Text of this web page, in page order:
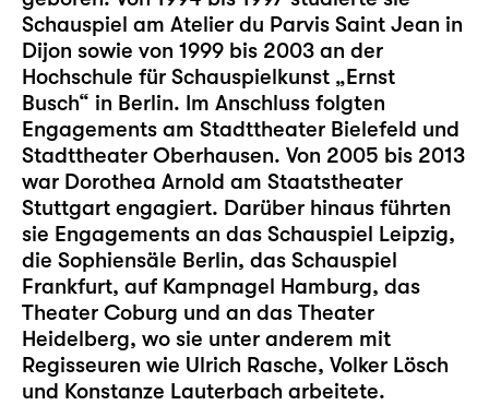
Schauspiel am Atelier du Parvis Saint Jean in
Dijon sowie von 1999 bis 2003 an der
Hochschule für Schauspielkunst „Ernst
Busch“ in Berlin. Im Anschluss folgten
Engagements am Stadttheater Bielefeld und
Stadttheater Oberhausen. Von 2005 bis 2013
war Dorothea Arnold am Staatstheater
Stuttgart engagiert. Darüber hinaus führten
sie Engagements an das Schauspiel Leipzig,
die Sophiensäle Berlin, das Schauspiel
Frankfurt, auf Kampnagel Hamburg, das
Theater Coburg und an das Theater
Heidelberg, wo sie unter anderem mit
Regisseuren wie Ulrich Rasche, Volker Lösch
und Konstanze Lauterbach arbeitete.